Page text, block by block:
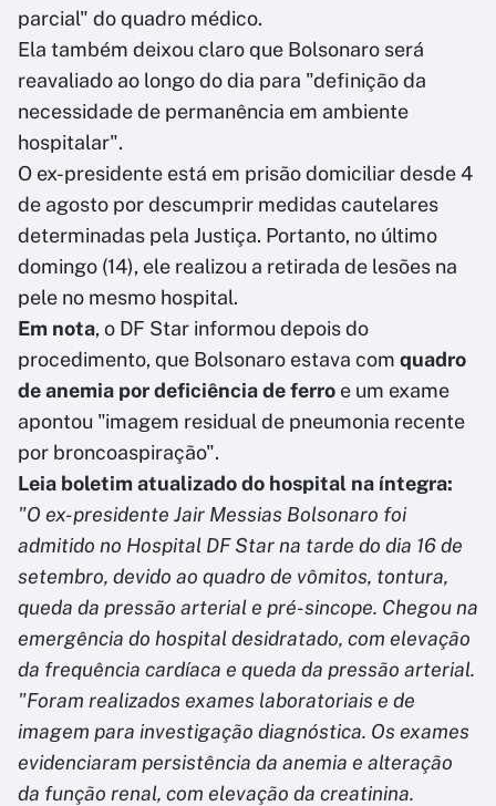
parcial" do quadro médico.
Ela também deixou claro que Bolsonaro será
reavaliado ao longo do dia para "definição da
necessidade de permanência em ambiente
hospitalar".
O ex-presidente está em prisão domiciliar desde 4
de agosto por descumprir medidas cautelares
determinadas pela Justiça. Portanto, no último
domingo (14), ele realizou a retirada de lesões na
pele no mesmo hospital.
Em nota, o DF Star informou depois do
procedimento, que Bolsonaro estava com quadro
de anemia por deficiência de ferro e um exame
apontou "imagem residual de pneumonia recente
por broncoaspiração".
Leia boletim atualizado do hospital na íntegra:
"O ex-presidente Jair Messias Bolsonaro foi
admitido no Hospital DF Star na tarde do dia 16 de
setembro, devido ao quadro de vômitos, tontura,
queda da pressão arterial e pré-sincope. Chegou na
emergência do hospital desidratado, com elevação
da frequência cardíaca e queda da pressão arterial.
"Foram realizados exames laboratoriais e de
imagem para investigação diagnóstica. Os exames
evidenciaram persistência da anemia e alteração
da função renal, com elevação da creatinina.